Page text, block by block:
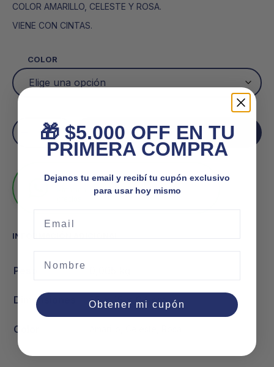
COLOR AMARILLO, CELESTE Y ROSA.
VIENE CON CINTAS.
COLOR
Añadir al carrito
Venta mayorista En línea
Atención personalizada y los mejores
INFORMACIÓN ADICIONAL
Peso
Dimensiones 25 × 15 × 0,1 cm
Color
🎁 $5.000 OFF EN TU
PRIMERA COMPRA
Dejanos tu email y recibí tu cupón exclusivo
para usar hoy mismo
Obtener mi cupón